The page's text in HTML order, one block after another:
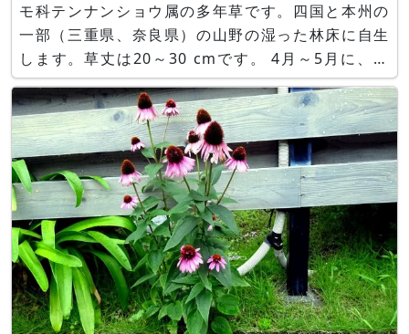
モ科テンナンショウ属の多年草です。四国と本州の
一部（三重県、奈良県）の山野の湿った林床に自生
します。草丈は20～30 cmです。 4月～5月に、偽
茎に2枚の葉を付け中央から1本の花茎を伸ばしま
す。葉は鳥足状に付きます。仏炎苞は長さ8～12
cmで、紫褐色地に淡紫褐色と白のストライプが入
り